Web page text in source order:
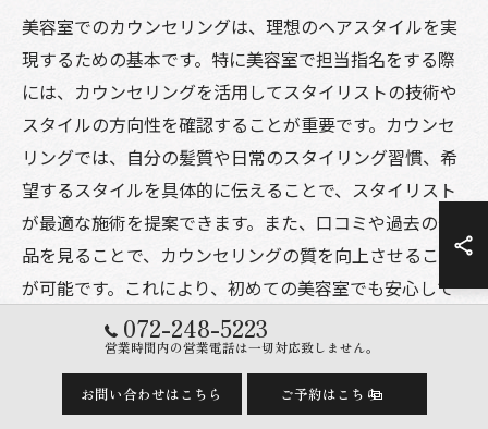
美容室でのカウンセリングは、理想のヘアスタイルを実
現するための基本です。特に美容室で担当指名をする際
には、カウンセリングを活用してスタイリストの技術や
スタイルの方向性を確認することが重要です。カウンセ
リングでは、自分の髪質や日常のスタイリング習慣、希
望するスタイルを具体的に伝えることで、スタイリスト
が最適な施術を提案できます。また、口コミや過去の作
品を見ることで、カウンセリングの質を向上させること
が可能です。これにより、初めての美容室でも安心して
サービスを受けられます。
理想を形にするためのカウンセリング
072-248-5223
営業時間内の営業電話は一切対応致しません。
お問い合わせはこちら ご予約はこちら